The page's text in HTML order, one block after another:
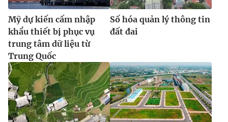
Mỹ dự kiến cấm nhập
khẩu thiết bị phục vụ
trung tâm dữ liệu từ
Trung Quốc
Số hóa quản lý thông tin
đất đai